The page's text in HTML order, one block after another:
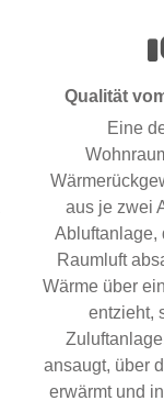
Qualität
Eine
aus je zwei
Abluftanlage,
Raumluft
Wärme über
entzieht,
ansaugt, über
erwärmt und